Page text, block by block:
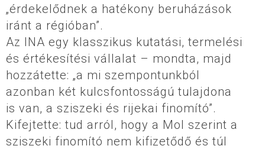
„érdekelődnek a hatékony beruházások
iránt a régióban”.
Az INA egy klasszikus kutatási, termelési
és értékesítési vállalat – mondta, majd
hozzátette: „a mi szempontunkból
azonban két kulcsfontosságú tulajdona
is van, a sziszeki és rijekai finomító”.
Kifejtette: tud arról, hogy a Mol szerint a
sziszeki finomító nem kifizetődő és túl